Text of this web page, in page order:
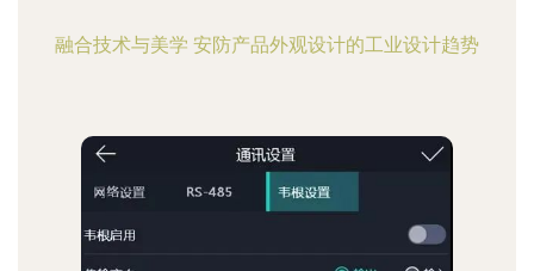
融合技术与美学 安防产品外观设计的工业设计趋势